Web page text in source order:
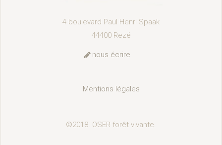
4 boulevard Paul Henri Spaak
44400 Rezé
nous écrire
Mentions légales
©2018. OSER forêt vivante.